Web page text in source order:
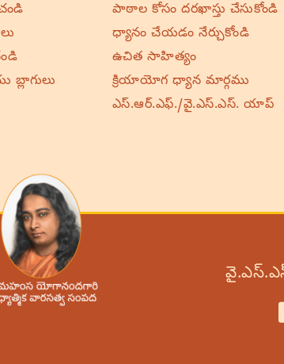
పాఠాల కోసం దరఖాస్తు చేసుకోండి
ధ్యానం చేయడం నేర్చుకోండి
ఉచిత సాహిత్యం
క్రియాయోగ ధ్యాన మార్గము
ఎస్.ఆర్.ఎఫ్./వై.ఎస్.ఎస్. యాప్